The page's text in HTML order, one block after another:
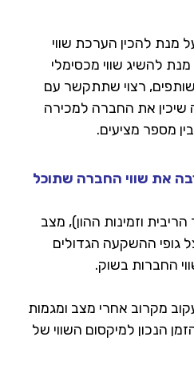
מנת להכין הערכת שווי
להשיג שווי מכסימלי
רצוי שתתקשר עם
שיכין את החברה למכירה
מספר מציעים.
את שווי החברה שתוכל
וזמינות ההון), מצב
גופי ההשקעה הגדולים
החברות בשוק.
מקרוב אחרי מצב ומגמות
הנכון למיקסום השווי של